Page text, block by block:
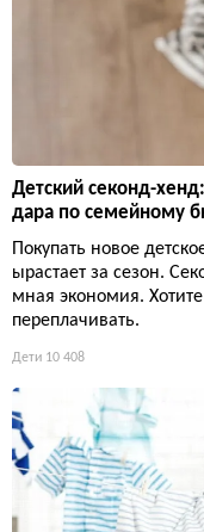
Детский секонд-
дара по семейному
Покупать новое
ырастает за сезон.
мная экономия. Хотите
переплачивать.
Дети 10 408